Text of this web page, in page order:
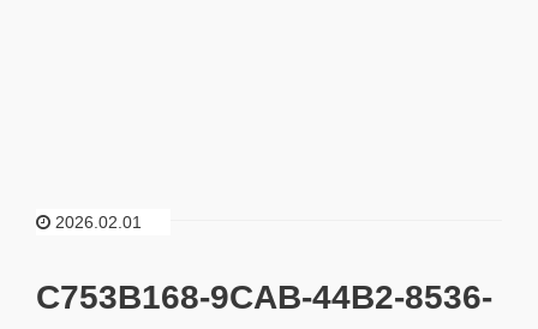
2026.02.01
C753B168-9CAB-44B2-8536-